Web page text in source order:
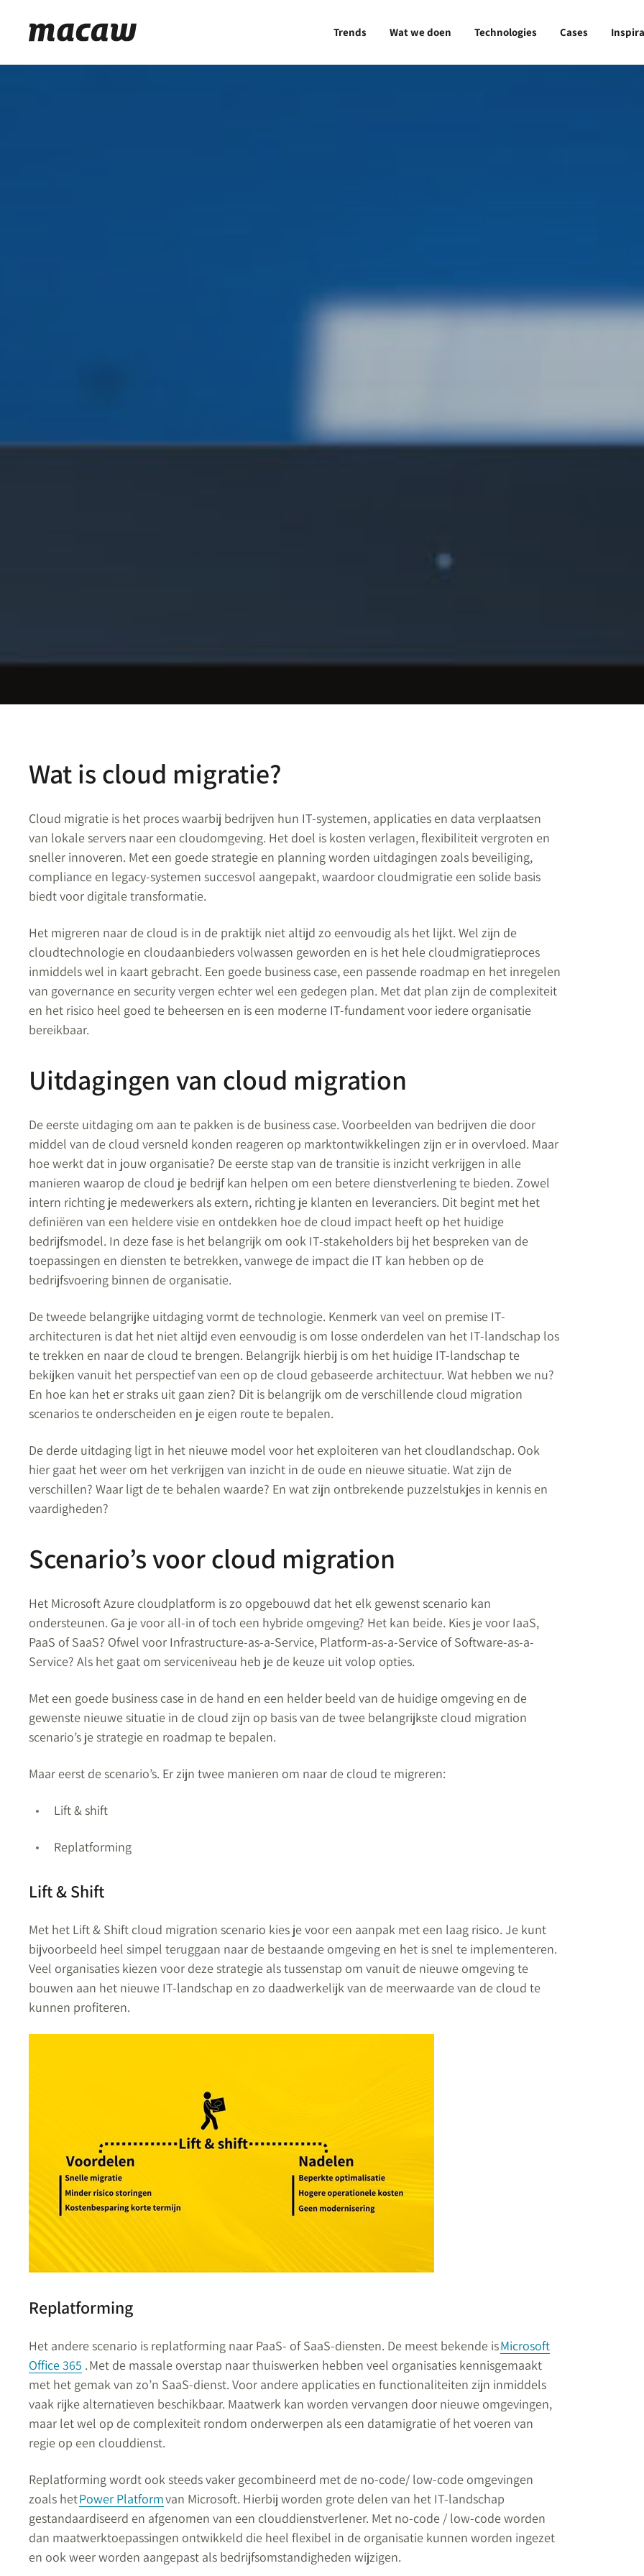
Trends Wat we doen Technologies Cases
Wat is cloud migratie?
Cloud migratie is het proces waarbij bedrijven hun IT-systemen, applicaties en data verplaatsen
van lokale servers naar een cloudomgeving. Het doel is kosten verlagen, flexibiliteit vergroten en
sneller innoveren. Met een goede strategie en planning worden uitdagingen zoals beveiliging,
compliance en legacy-systemen succesvol aangepakt, waardoor cloudmigratie een solide basis
biedt voor digitale transformatie.
Het migreren naar de cloud is in de praktijk niet altijd zo eenvoudig als het lijkt. Wel zijn de
cloudtechnologie en cloudaanbieders volwassen geworden en is het hele cloudmigratieproces
inmiddels wel in kaart gebracht. Een goede business case, een passende roadmap en het inregelen
van governance en security vergen echter wel een gedegen plan. Met dat plan zijn de complexiteit
en het risico heel goed te beheersen en is een moderne IT-fundament voor iedere organisatie
bereikbaar.
Uitdagingen van cloud migration
De eerste uitdaging om aan te pakken is de business case. Voorbeelden van bedrijven die door
middel van de cloud versneld konden reageren op marktontwikkelingen zijn er in overvloed. Maar
hoe werkt dat in jouw organisatie? De eerste stap van de transitie is inzicht verkrijgen in alle
manieren waarop de cloud je bedrijf kan helpen om een betere dienstverlening te bieden. Zowel
intern richting je medewerkers als extern, richting je klanten en leveranciers. Dit begint met het
definiëren van een heldere visie en ontdekken hoe de cloud impact heeft op het huidige
bedrijfsmodel. In deze fase is het belangrijk om ook IT-stakeholders bij het bespreken van de
toepassingen en diensten te betrekken, vanwege de impact die IT kan hebben op de
bedrijfsvoering binnen de organisatie.
De tweede belangrijke uitdaging vormt de technologie. Kenmerk van veel on premise IT-
architecturen is dat het niet altijd even eenvoudig is om losse onderdelen van het IT-landschap los
te trekken en naar de cloud te brengen. Belangrijk hierbij is om het huidige IT-landschap te
bekijken vanuit het perspectief van een op de cloud gebaseerde architectuur. Wat hebben we nu?
En hoe kan het er straks uit gaan zien? Dit is belangrijk om de verschillende cloud migration
scenarios te onderscheiden en je eigen route te bepalen.
De derde uitdaging ligt in het nieuwe model voor het exploiteren van het cloudlandschap. Ook
hier gaat het weer om het verkrijgen van inzicht in de oude en nieuwe situatie. Wat zijn de
verschillen? Waar ligt de te behalen waarde? En wat zijn ontbrekende puzzelstukjes in kennis en
vaardigheden?
Scenario’s voor cloud migration
Het Microsoft Azure cloudplatform is zo opgebouwd dat het elk gewenst scenario kan
ondersteunen. Ga je voor all-in of toch een hybride omgeving? Het kan beide. Kies je voor IaaS,
PaaS of SaaS? Ofwel voor Infrastructure-as-a-Service, Platform-as-a-Service of Software-as-a-
Service? Als het gaat om serviceniveau heb je de keuze uit volop opties.
Met een goede business case in de hand en een helder beeld van de huidige omgeving en de
gewenste nieuwe situatie in de cloud zijn op basis van de twee belangrijkste cloud migration
scenario’s je strategie en roadmap te bepalen.
Maar eerst de scenario’s. Er zijn twee manieren om naar de cloud te migreren:
Lift & shift
Replatforming
Lift & Shift
Met het Lift & Shift cloud migration scenario kies je voor een aanpak met een laag risico. Je kunt
bijvoorbeeld heel simpel teruggaan naar de bestaande omgeving en het is snel te implementeren.
Veel organisaties kiezen voor deze strategie als tussenstap om vanuit de nieuwe omgeving te
bouwen aan het nieuwe IT-landschap en zo daadwerkelijk van de meerwaarde van de cloud te
kunnen profiteren.
Replatforming
Het andere scenario is replatforming naar PaaS- of SaaS-diensten. De meest bekende isMicrosoft
Office 365 .Met de massale overstap naar thuiswerken hebben veel organisaties kennisgemaakt
met het gemak van zo’n SaaS-dienst. Voor andere applicaties en functionaliteiten zijn inmiddels
vaak rijke alternatieven beschikbaar. Maatwerk kan worden vervangen door nieuwe omgevingen,
maar let wel op de complexiteit rondom onderwerpen als een datamigratie of het voeren van
regie op een clouddienst.
Replatforming wordt ook steeds vaker gecombineerd met de no-code/ low-code omgevingen
zoals hetPower Platformvan Microsoft. Hierbij worden grote delen van het IT-landschap
gestandaardiseerd en afgenomen van een clouddienstverlener. Met no-code / low-code worden
dan maatwerktoepassingen ontwikkeld die heel flexibel in de organisatie kunnen worden ingezet
en ook weer worden aangepast als bedrijfsomstandigheden wijzigen.